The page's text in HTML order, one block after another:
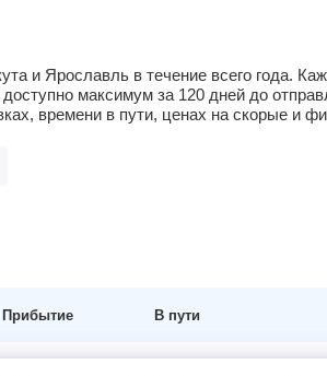
и Ярославль в течение всего года.
максимум за 120 дней до
времени в пути, ценах на скорые и
Прибытие В пути